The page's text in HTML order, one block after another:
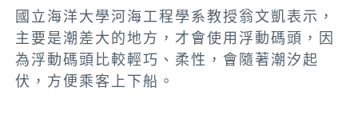
國立海洋大學河海工程學系教授翁文凱表示，
主要是潮差大的地方，才會使用浮動碼頭，因
為浮動碼頭比較輕巧、柔性，會隨著潮汐起
伏，方便乘客上下船。